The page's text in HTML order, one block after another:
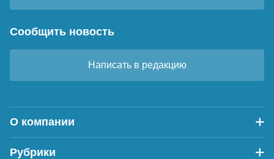
Сообщить новость
Написать в редакцию
О компании
Рубрики